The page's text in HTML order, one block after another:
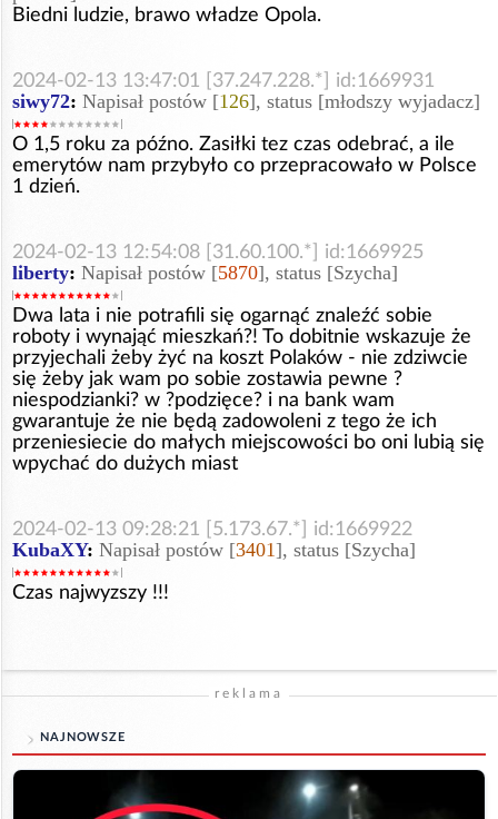
Biedni ludzie, brawo władze Opola.
2024-02-13 13:47:01 [37.247.228.*] id:1669931
siwy72: Napisał postów [126], status [młodszy wyjadacz]
O 1,5 roku za późno. Zasiłki tez czas odebrać, a ile
emerytów nam przybyło co przepracowało w Polsce
1 dzień.
2024-02-13 12:54:08 [31.60.100.*] id:1669925
liberty: Napisał postów [5870], status [Szycha]
Dwa lata i nie potrafili się ogarnąć znaleźć sobie
roboty i wynająć mieszkań?! To dobitnie wskazuje że
przyjechali żeby żyć na koszt Polaków - nie zdziwcie
się żeby jak wam po sobie zostawia pewne ?
niespodzianki? w ?podzięce? i na bank wam
gwarantuje że nie będą zadowoleni z tego że ich
przeniesiecie do małych miejscowości bo oni lubią się
wpychać do dużych miast
2024-02-13 09:28:21 [5.173.67.*] id:1669922
KubaXY: Napisał postów [3401], status [Szycha]
Czas najwyzszy !!!
reklama
NAJNOWSZE